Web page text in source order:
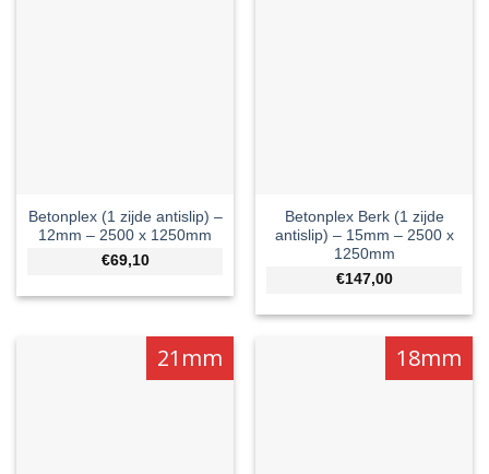
Betonplex (1 zijde antislip) –
12mm – 2500 x 1250mm
€69,10
Betonplex Berk (1 zijde
antislip) – 15mm – 2500 x
1250mm
€147,00
21mm 18mm